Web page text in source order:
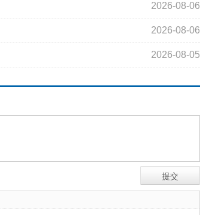
2026-08-06
2026-08-06
2026-08-05